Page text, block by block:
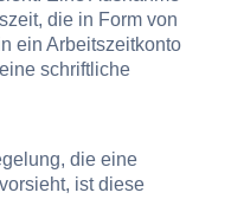
die in Form von
ein Arbeitszeitkonto
schriftliche
die eine
ist diese